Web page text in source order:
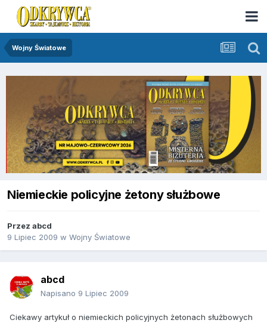
Wojny Światowe
Niemieckie policyjne żetony służbowe
Przez abcd
9 Lipiec 2009 w Wojny Światowe
abcd
Napisano 9 Lipiec 2009
Ciekawy artykuł o niemieckich policyjnych żetonach służbowych